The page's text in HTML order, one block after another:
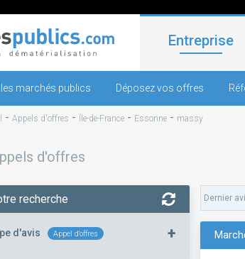
Entreprise
les marchés publics Déposez vos offres
- Appels d'offres - Île-de-France - Essonne - massy
d'offres
recherche
d'avis Appel d'offres +